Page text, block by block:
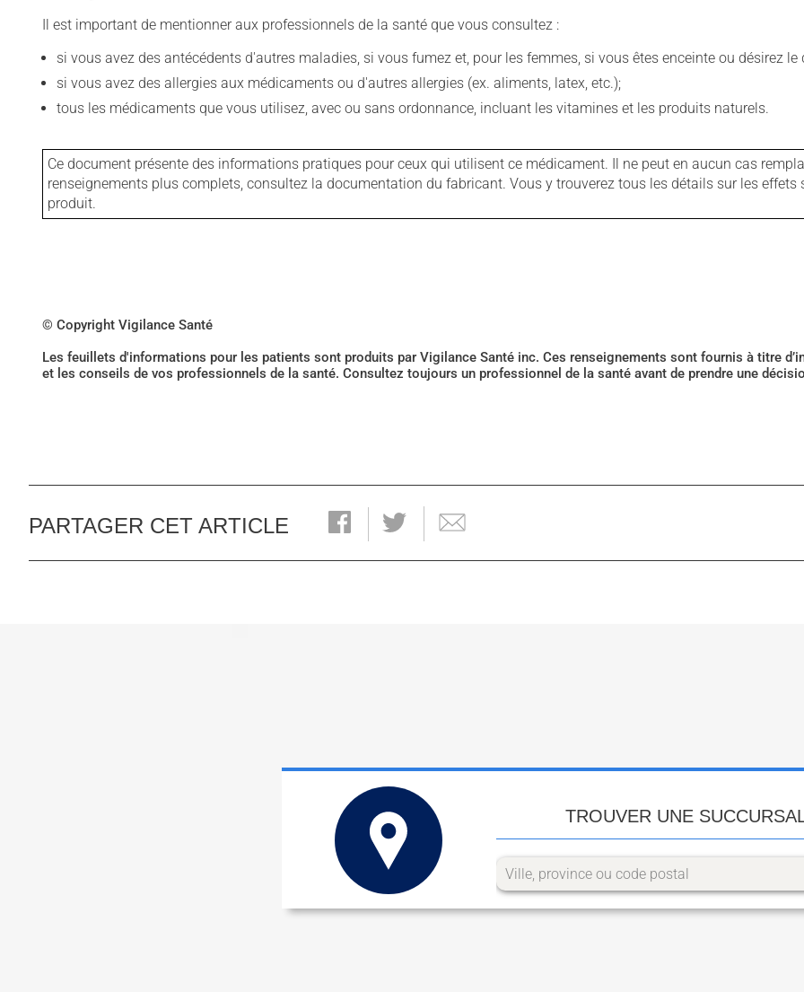
Il est important de mentionner aux professionnels de la santé que vous consultez :
si vous avez des antécédents d'autres maladies, si vous fumez et, pour les femmes, si vous êtes enceinte ou désirez le
si vous avez des allergies aux médicaments ou d'autres allergies (ex. aliments, latex, etc.);
tous les médicaments que vous utilisez, avec ou sans ordonnance, incluant les vitamines et les produits naturels.
Ce document présente des informations pratiques pour ceux qui utilisent ce médicament. Il ne peut en aucun cas
renseignements plus complets, consultez la documentation du fabricant. Vous y trouverez tous les détails sur les
produit.
© Copyright Vigilance Santé
Les feuillets d'informations pour les patients sont produits par Vigilance Santé inc. Ces renseignements sont fournis à titre
et les conseils de vos professionnels de la santé. Consultez toujours un professionnel de la santé avant de prendre une
PARTAGER CET ARTICLE
TROUVER UNE